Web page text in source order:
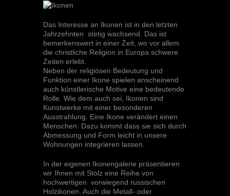
Das Interesse an Ikonen ist in den letzten
Jahrzehnten stetig wachsend. Das ist
bemerkenswert in einer Zeit, wo vor allem
die christliche Religion in Europa schwere
Zeiten erlebt.
Neben der religiösen Bedeutung und
Funktion einer Ikone spielen anscheinend
auch künstlerische Motive eine bedeutende
Rolle. Wie dem auch sei, Ikonen sind
Kunstwerke mit einer besonderen
Ausstrahlung. Eine Ikone verändert einen
Menschen. Dazu kommt dass sie sich durch
Abmessung und Form leicht in unsere
Wohnungen integrieren lassen.
In der eigenen Ikonengalerie präsentieren
wir Ihnen mit Stolz eine Reihe von
hochwertigen vorwiegend russischen
Holzikonen. Auch die Metall- oder